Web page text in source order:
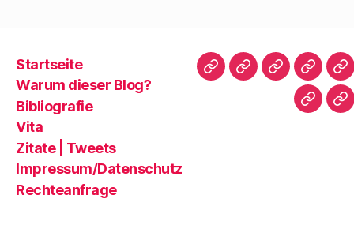
Startseite
Warum dieser Blog?
Bibliografie
Vita
Zitate | Tweets
Impressum/Datenschutz
Rechteanfrage
Startseite
WarumBibliografie
Vita
|